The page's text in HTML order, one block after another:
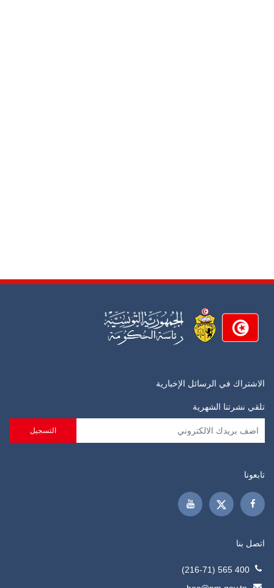
الاشتراك في الرسائل الإخبارية
تلقي نشرتنا الشهرية
تابعونا
اتصل بنا
400 565 (216-71)